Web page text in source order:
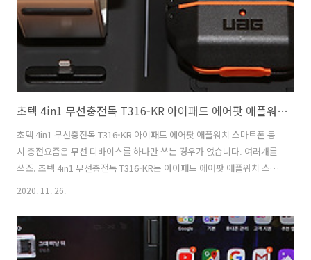
빠르게 쓰는 방법..
초텍 4in1 무선충전독 T316-KR 아이패드 에어팟 애플워치 스마트폰 동시 충전
초텍 4in1 무선충전독 T316-KR 아이패드 에어팟 애플워치 스마트폰 동
시 충전요즘은 무선 디바이스를 하나만 쓰는 경우가 없습니다. 여러개를
쓰죠. 초텍 4in1 무선충전독 T316-KR는 아이패드 에어팟 애플워치 스마
트폰 등 많은 디바이스를 동시 충전할 수 있는 충전독 입니다. 제 경우에
디바이스를 가지고 있는데요. 충전기 하나에다가 충전을 다하려면 하나
올려두고 하나는 꺼내두고 해야합니다. 그런데 이런 제품을 이용하면 한
번에 많은 장치를 충전할 수 있으니 시간도 아낄 수 있고 좁은 공간에 수
2020. 11. 26.